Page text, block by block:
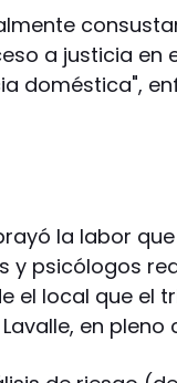
a justicia en
doméstica",
la labor
y psicólogos
el local que el
en